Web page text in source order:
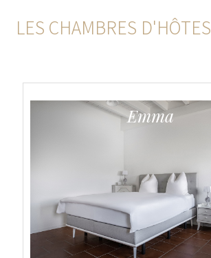
LES CHAMBRES D'HÔTES
Emma